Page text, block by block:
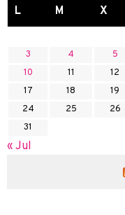
L M X
3
4 5
10
11 12
17
18 19
24
25 26
31
« Jul